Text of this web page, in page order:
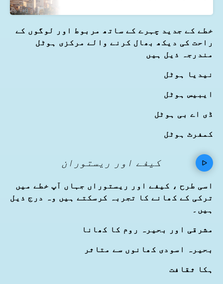
خطے کے جدید چہرے کے ساتھ مربوط اور لوگوں کے
راحت کی دیکھ بھال کرنے والے مرکزی ہوٹل
مندرجہ ذیل ہیں
نیدیا ہوٹل
ایبیس ہوٹل
ڈی اے بی ہوٹل
کمفرٹ ہوٹل
کیفے اور ریستوران
اسی طرح ، کیفے اور ریستوراں جہاں آپ خطے میں
ترکی کے کھانے کا تجربہ کرسکتے ہیں وہ درج ذیل
ہیں۔
مشرقی اور بحیرہ روم کا کھانا
بحیرہ اسودی کھانوں سے متاثر
ہکا ثقافت